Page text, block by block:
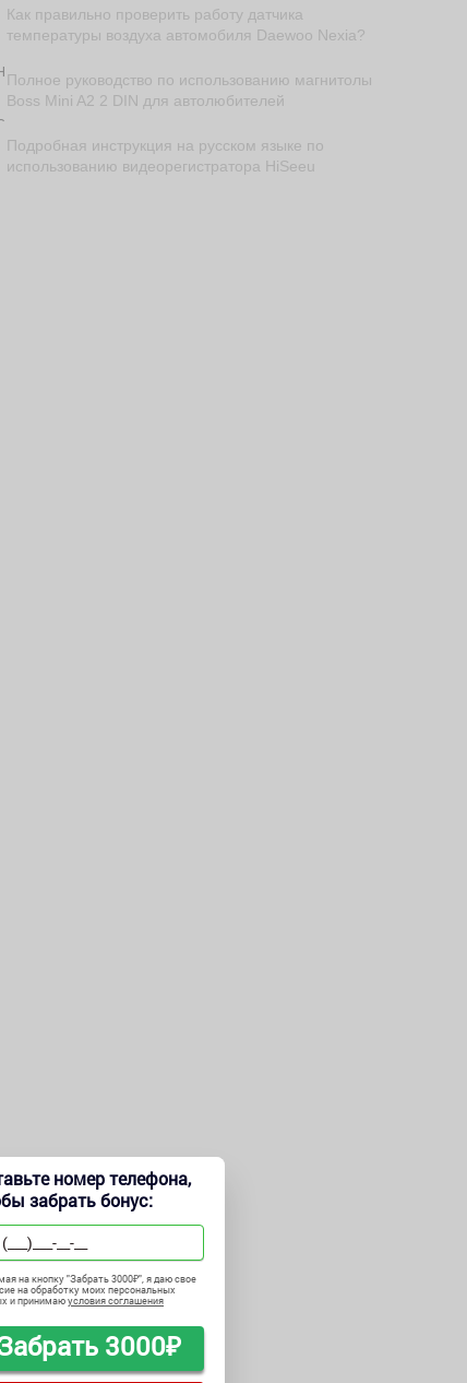
Как правильно проверить работу датчика
температуры воздуха автомобиля Daewoo Nexia?
Полное руководство по использованию магнитолы
Boss Mini A2 2 DIN для автолюбителей
Подробная инструкция на русском языке по
использованию видеорегистратора HiSeeu
номер телефона,
забрать бонус:
на кнопку "Забрать 3000₽", я даю свое
на обработку моих персональных
и принимаюусловия соглашения
3000₽